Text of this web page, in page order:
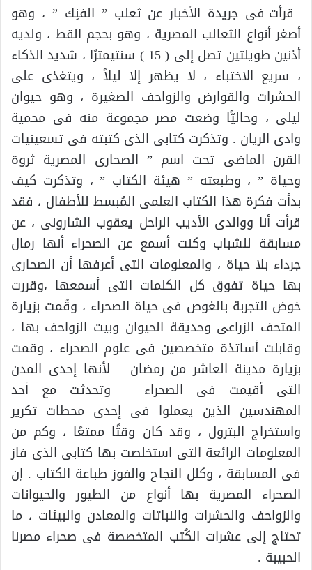
قرأت فى جريدة الأخبار عن ثعلب ” الفنِك ” ، وهو
أصغر أنواع الثعالب المصرية ، وهو بحجم القط ، ولديه
أذنين طويلتين تصل إلى ( 15 ) سنتيمترًا ، شديد الذكاء
، سريع الاختباء ، لا يظهر إلا ليلاً ، ويتغذى على
الحشرات والقوارض والزواحف الصغيرة ، وهو حيوان
ليلى ، وحاليًّا وضعت مصر مجموعة منه فى محمية
وادى الريان . وتذكرت كتابى الذى كتبته فى تسعينيات
القرن الماضى تحت اسم ” الصحارى المصرية ثروة
وحياة ” ، وطبعته ” هيئة الكتاب ” ، وتذكرت كيف
بدأت فكرة هذا الكتاب العلمى المُبسط للأطفال ، فقد
قرأت أنا ووالدى الأديب الراحل يعقوب الشارونى ، عن
مسابقة للشباب وكنت أسمع عن الصحراء أنها رمال
جرداء بلا حياة ، والمعلومات التى أعرفها أن الصحارى
بها حياة تفوق كل الكلمات التى أسمعها ،وقررت
خوض التجربة بالغوص فى حياة الصحراء ، وقُمت بزيارة
المتحف الزراعى وحديقة الحيوان وبيت الزواحف بها ،
وقابلت أساتذة متخصصين فى علوم الصحراء ، وقمت
بزيارة مدينة العاشر من رمضان – لأنها إحدى المدن
التى أقيمت فى الصحراء – وتحدثت مع أحد
المهندسين الذين يعملوا فى إحدى محطات تكرير
واستخراج البترول ، وقد كان وقتًا ممتعًا ، وكم من
المعلومات الرائعة التى استخلصت بها كتابى الذى فاز
فى المسابقة ، وكلل النجاح والفوز طباعة الكتاب . إن
الصحراء المصرية بها أنواع من الطيور والحيوانات
والزواحف والحشرات والنباتات والمعادن والبيئات ، ما
تحتاج إلى عشرات الكُتب المتخصصة فى صحراء مصرنا
الحبيبة .